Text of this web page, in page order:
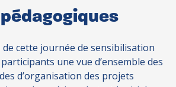
de cette journée de sensibilisation
une vue d’ensemble des
d’organisation des projets